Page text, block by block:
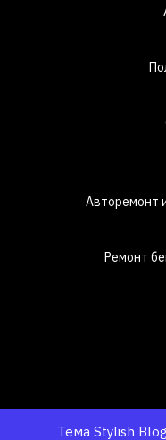
Авторемонт
Ремонт
Тема Stylish